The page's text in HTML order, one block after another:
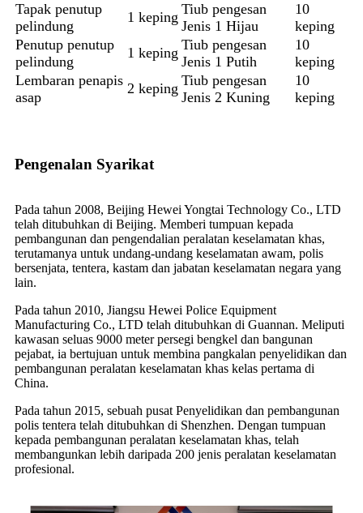
Tapak penutup
pelindung
1 keping Tiub pengesan
Jenis 1 Hijau
10
keping
Penutup penutup
pelindung
1 keping Tiub pengesan
Jenis 1 Putih
10
keping
Lembaran penapis
asap
2 keping Tiub pengesan
Jenis 2 Kuning
10
keping
Pengenalan Syarikat
Pada tahun 2008, Beijing Hewei Yongtai Technology Co., LTD
telah ditubuhkan di Beijing. Memberi tumpuan kepada
pembangunan dan pengendalian peralatan keselamatan khas,
terutamanya untuk undang-undang keselamatan awam, polis
bersenjata, tentera, kastam dan jabatan keselamatan negara yang
lain.
Pada tahun 2010, Jiangsu Hewei Police Equipment
Manufacturing Co., LTD telah ditubuhkan di Guannan. Meliputi
kawasan seluas 9000 meter persegi bengkel dan bangunan
pejabat, ia bertujuan untuk membina pangkalan penyelidikan dan
pembangunan peralatan keselamatan khas kelas pertama di
China.
Pada tahun 2015, sebuah pusat Penyelidikan dan pembangunan
polis tentera telah ditubuhkan di Shenzhen. Dengan tumpuan
kepada pembangunan peralatan keselamatan khas, telah
membangunkan lebih daripada 200 jenis peralatan keselamatan
profesional.